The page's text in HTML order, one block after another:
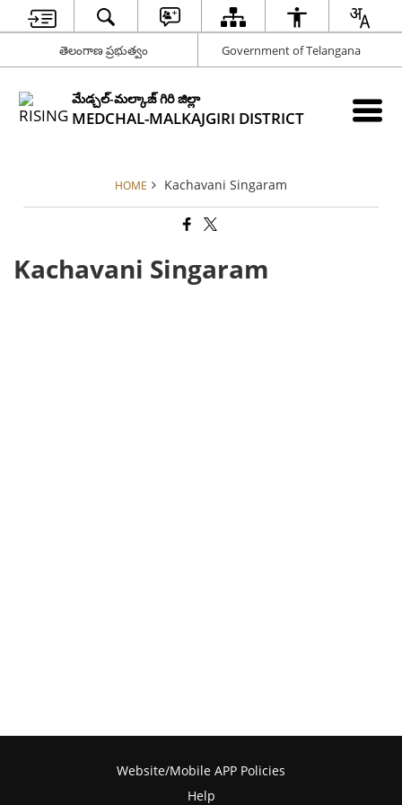
తెలంగాణ ప్రభుత్వం Government of Telangana
మేడ్చల్-మల్కాజ్ గిరి జిల్లా
MEDCHAL-MALKAJGIRI DISTRICT
HOME Kachavani Singaram
Kachavani Singaram
Website/Mobile APP Policies
Help